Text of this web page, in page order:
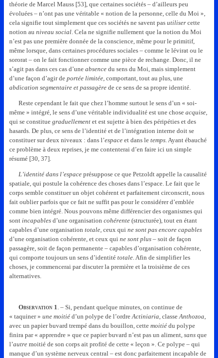
théorie de Marcel Mauss [53], que certaines sociétés – d’ailleurs peu
évoluées – n’ont pas une véritable « notion de la personne, celle du Moi »,
cela signifie tout simplement que ces sociétés ne savent pas utilisercette
notion au niveau social. Cela ne signifie nullement que la notion du Moi
n’est pas une première donnée de la conscience, même pour le primitif,
même lorsque, dans certaines procédures sociales – comme le lévirat ou le
sororat – on le fait fonctionner comme une pièce de rechange. Donc, il ne
s’agit pas dans ces cas d’une absencedu sens du Moi, mais simplement
d’une façon d’agir de portée limitée, comportant, tout au plus, une
abdication segmentaire et passagèrede ce sens de sa propre identité.
Reste cependant le fait que chez l’homme surtout le sens d’un « soi-
même » intégré, le sens d’une véritable individualité est une chose acquise,
qui se constitue graduellementet est sujette à bien des péripéties et des
hasards. De plus, ce sens de l’identité et de l’intégration interne doit se
constituer sur deux niveaux : dans l’espaceet dans le temps. Ayant ébauché
ce problème à deux reprises, je me contenterai d’en faire ici un simple
résumé [30, 37].
L’identité dans l’espaceprésuppose ce que Petzoldt appelle la causalité
spatiale, qui postule la cohérence des choses dans l’espace. Le fait que le
corps semble constituer un objet cohérent et parfaitement circonscrit, nous
fait oublier parfois que ce fait ne suffit pas pour le considérer d’emblée
comme bien intégré. Nous pouvons même différencier des organismes qui
sont incapablesd’une organisation cohérente(structurée), tout en étant
capables d’une organisation totale, ceux qui ne sont pas encore capables
d’une organisation cohérente, et ceux qui ne sont plus – soit de façon
passagère, soit de façon permanente – capables d’organisation cohérente,
qui comporte toujours un sens d’identité totale. Afin de simplifier les
choses, je commencerai par discuter la première et la troisième de ces
alternatives.
Observation1. – Si, pendant quelque minutes, on continue de
« taquiner » une moitiéd’un polype de l’ordreActiniaria, classeAnthozoa,
avec un papier buvard trempé dans du bouillon, cette moitiédu polype
finira par « apprendre » que ce papier buvard n’est pas un aliment, sansque
l’autremoitié de son corps ait profité de cette « leçon ». Ce polype – qui
manque d’un système nerveux central – est donc parfaitement incapable de